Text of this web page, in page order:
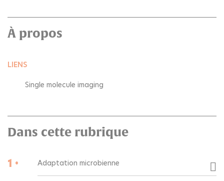
À propos
LIENS
Single molecule imaging
Dans cette rubrique
1 • Adaptation microbienne